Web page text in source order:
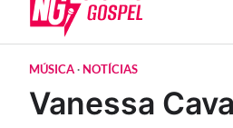
MÚSICA NOTÍCIAS
Vanessa